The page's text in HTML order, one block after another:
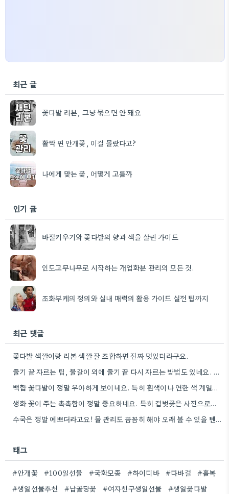
최근 글
꽃다발 리본, 그냥 묶으면 안 돼요
활짝 핀 안개꽃, 이걸 몰랐다고?
나에게 맞는 꽃, 어떻게 고를까
인기 글
바질키우기와 꽃다발의 향과 색을 살린 가이드
인도고무나무로 시작하는 개업화분 관리의 모든 것.
조화부케의 정의와 실내 매력의 활용 가이드 실전 팁까지
최근 댓글
꽃다발 색깔이랑 리본 색깔 잘 조합하면 진짜 멋있더라구요.
줄기 끝 자르는 팁, 물갈이 외에 줄기 끝 다시 자르는 방법도 있네요. 그거 완전 꿀팁인…
백합 꽃다발이 정말 우아하게 보이네요. 특히 흰색이나 연한 색 계열이 안전한 선택인 것 같아요.
생화 꽃이 주는 촉촉함이 정말 중요하네요. 특히 겹벚꽃은 사진으로는 다르게 보인다는 점, 실제로 보러 가봐야…
수국은 정말 예쁘더라고요! 물 관리도 꼼꼼히 해야 오래 볼 수 있을 텐데, 제가 좀 덜…
태그
#안개꽃 #100일선물 #국화모종 #하이디바 #다바걸
#홀복
#생일선물추천
#납골당꽃 #여자친구생일선물 #생일꽃다발